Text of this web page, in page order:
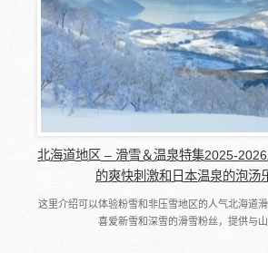
北海道地区 – 滑雪＆温泉特集2025-
的爽快刺激和日本温泉的泡汤
这里介绍可以体验粉雪和非压雪地区的人气北海道
喜爱新雪和深雪的滑雪粉丝，提供与